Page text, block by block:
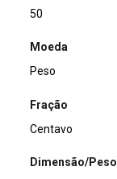
50
Moeda
Peso
Fração
Centavo
Dimensão/Peso